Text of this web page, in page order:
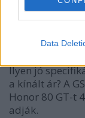
Data
található a
kívül ez az
túlmelegedést.
Ilyen jó
a kínált ár? A
Honor 80 GT-t
adják.